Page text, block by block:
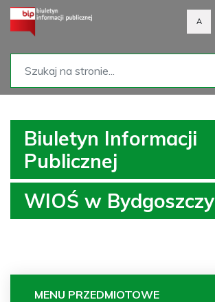
A
Biuletyn Informacji
Publicznej
WIOŚ w Bydgoszczy
MENU PRZEDMIOTOWE